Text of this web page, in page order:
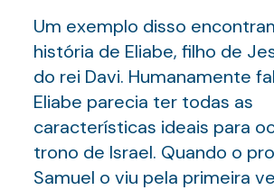
Um exemplo disso
história de Eliabe, filho de
do rei Davi. Humanamente
Eliabe parecia ter todas as
características ideais para
trono de Israel. Quando o
Samuel o viu pela primeira